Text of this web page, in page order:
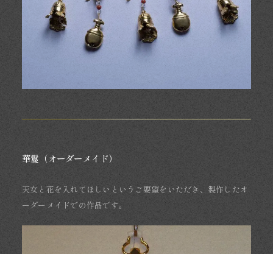
華鬘（オーダーメイド）
天女と花を入れてほしいというご要望をいただき、製作したオ
ーダーメイドでの作品です。